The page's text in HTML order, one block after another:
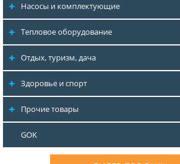
Насосы и комплектующие
Тепловое оборудование
Отдых, туризм, дача
Здоровье и спорт
Прочие товары
GOK